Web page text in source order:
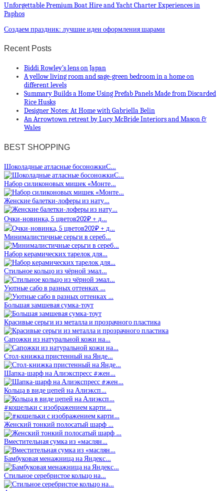
Unforgettable Premium Boat Hire and Yacht Charter Experiences in
Paphos
Создаем праздник: лучшие идеи оформления шарами
Recent Posts
Biddi Rowley’s lens on Japan
A yellow living room and sage-green bedroom in a home on
different levels
Summary Builds a Home Using Prefab Panels Made from Discarded
Rice Husks
Designer Notes: At Home with Gabriella Belin
An Arrowtown retreat by Lucy McBride Interiors and Mason &
Wales
BEST SHOPPING
Шоколадные атласные босоножкиС…
Набор силиконовых мишек «Монте…
Женские балетки-лоферы из нату…
Очки-новинка, 5 цветов202₽ + д…
Минималистичные серьги в сереб…
Набор керамических тарелок для…
Стильное кольцо из чёрной эмал…
Уютные сабо в разных оттенках …
Большая замшевая сумка-тоут
Красивые серьги из металла и прозрачного пластика
Сапожки из натуральной кожи на…
Стол-книжка пристенный на Янде…
Шапка-шарф на Алиэкспресс #жен…
Кольца в виде цепей на Алиэксп…
#кошельки с изображением карти…
Женский тонкий полосатый шарф …
Вместительная сумка из «маслян…
Бамбуковая менажница на Яндекс…
Стильное серебристое кольцо на…